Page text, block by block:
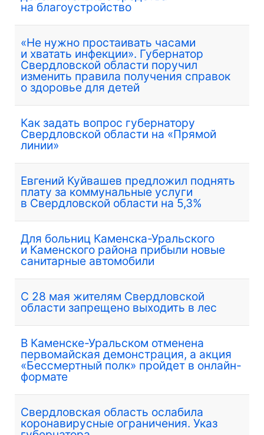
на благоустройство
«Не нужно простаивать часами
и хватать инфекции». Губернатор
Свердловской области поручил
изменить правила получения справок
о здоровье для детей
Как задать вопрос губернатору
Свердловской области на «Прямой
линии»
Евгений Куйвашев предложил поднять
плату за коммунальные услуги
в Свердловской области на 5,3%
Для больниц Каменска-Уральского
и Каменского района прибыли новые
санитарные автомобили
С 28 мая жителям Свердловской
области запрещено выходить в лес
В Каменске-Уральском отменена
первомайская демонстрация, а акция
«Бессмертный полк» пройдет в онлайн-
формате
Свердловская область ослабила
коронавирусные ограничения. Указ